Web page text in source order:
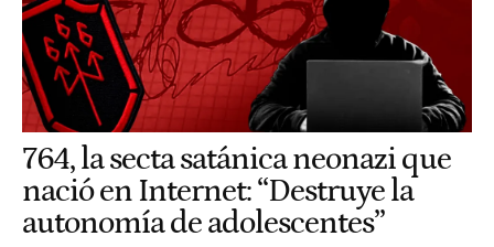
764, la secta satánica neonazi que
nació en Internet: “Destruye la
autonomía de adolescentes”